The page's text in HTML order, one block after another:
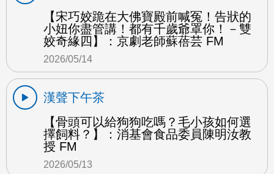
【宋巧姣跪在大佛寶殿前喊冤！告狀的
小妞你盡管講！都有千歲爺罩你！－雙
姣奇緣四】：京劇老師蘇蓓芸 FM
2026/05/14
漢聲下午茶
【骨頭可以給狗狗吃嗎？毛小孩如何選
擇飼料？】：消基會食品委員陳明汝教
授 FM
2026/05/13